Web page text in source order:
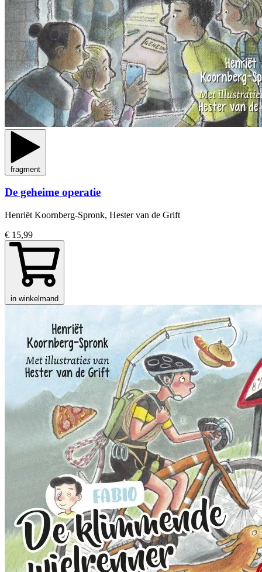
fragment
De geheime operatie
Henriët Koornberg-Spronk, Hester van de Grift
€ 15,99
in winkelmand